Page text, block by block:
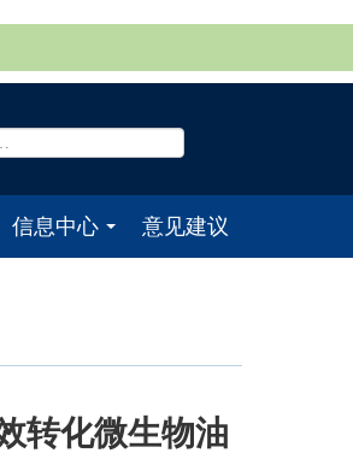
信息中心
意见建议
转化微生物油